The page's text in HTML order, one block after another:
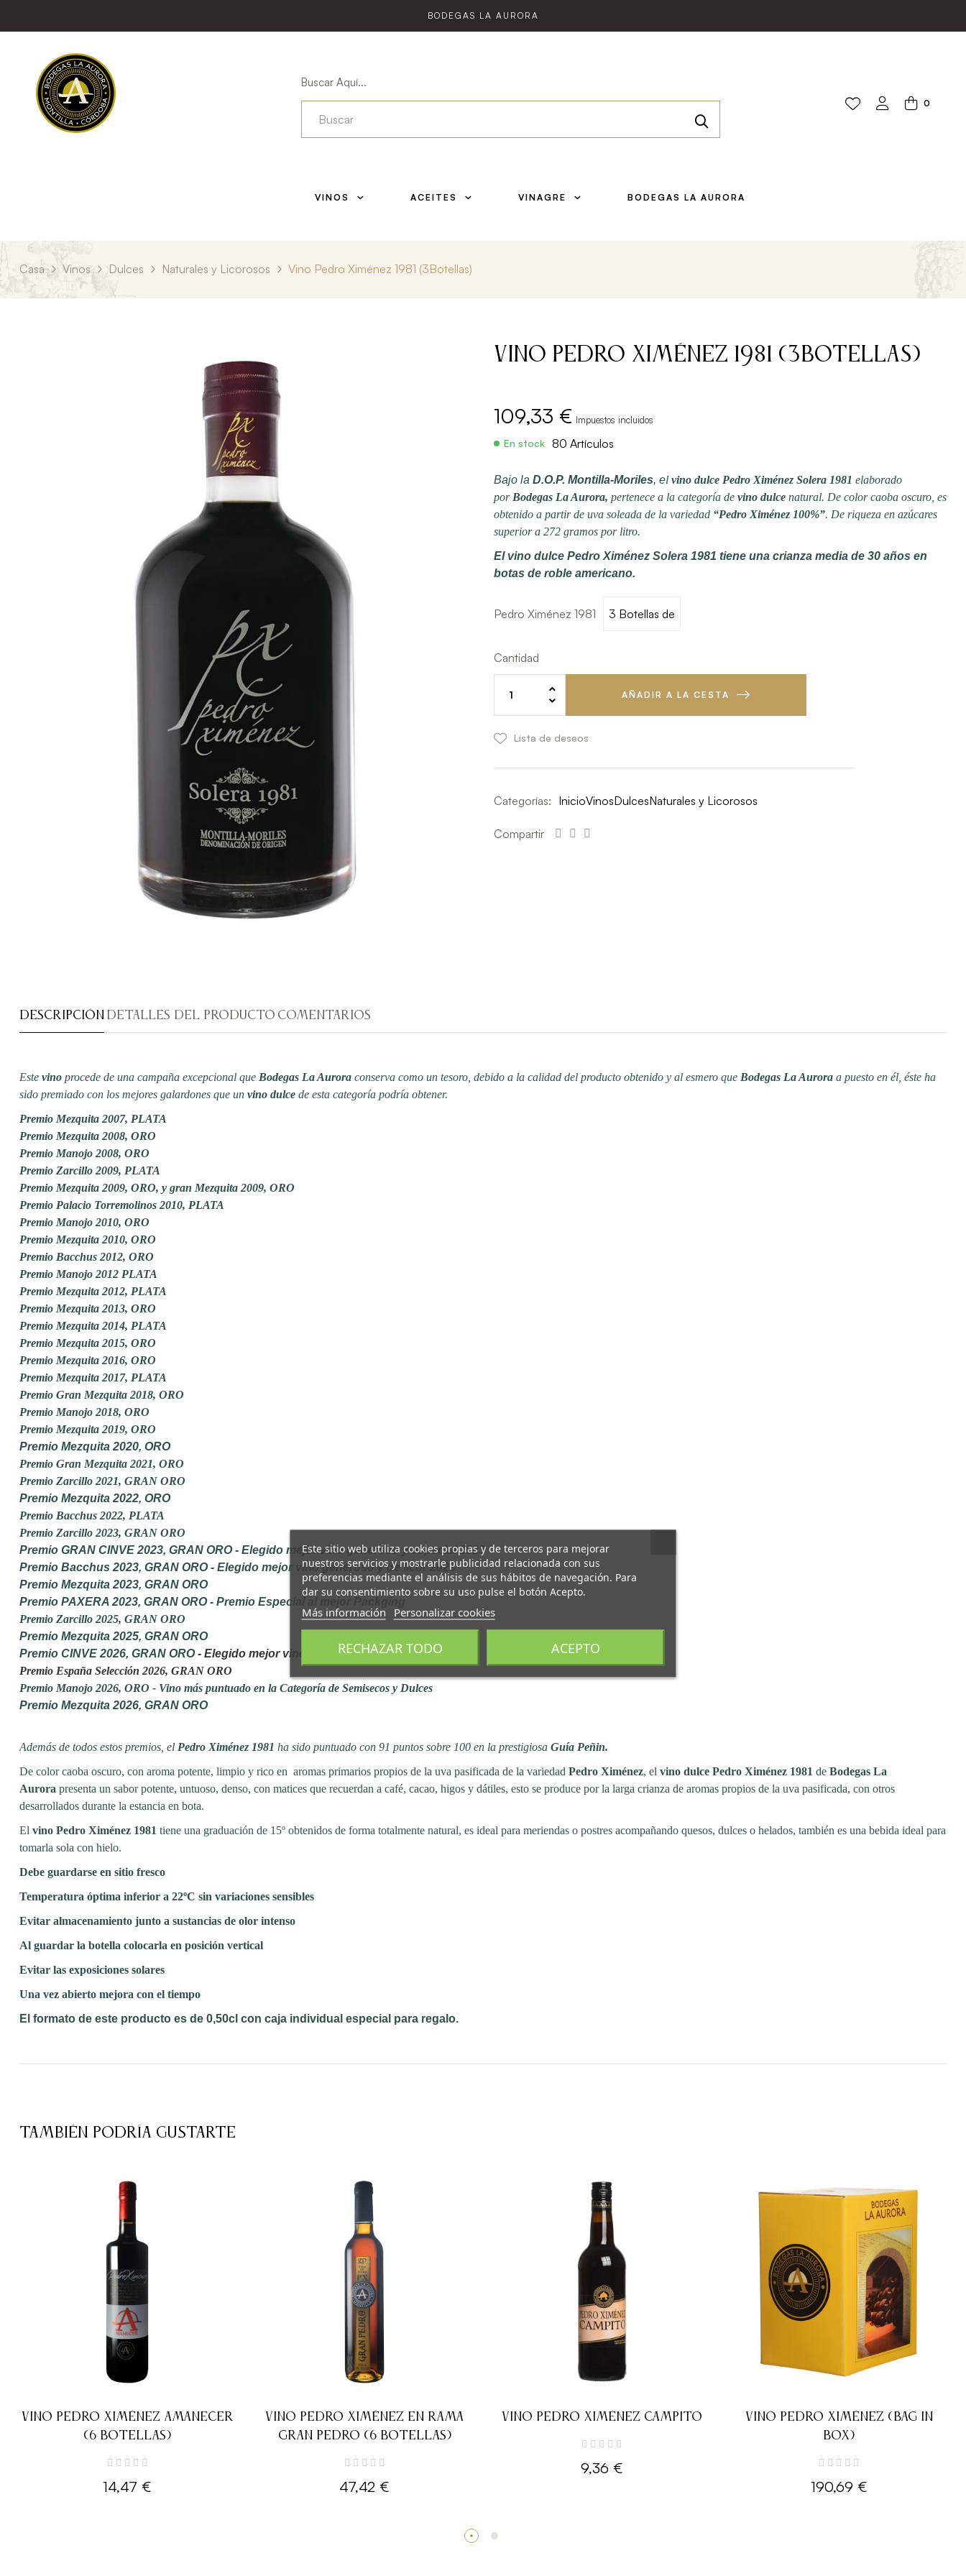
BODEGAS LA AURORA
Buscar Aquí...
0
VINOS ACEITES VINAGRE BODEGAS LA AURORA
Casa Vinos Dulces Naturales y Licorosos Vino Pedro Ximénez 1981 (3Botellas)
Vino Pedro Ximénez 1981 (3Botellas)
109,33 € Impuestos incluidos
En stock 80 Artículos
Bajo la D.O.P. Montilla-Moriles, el vino dulce Pedro Ximénez Solera 1981 elaborado
por Bodegas La Aurora, pertenece a la categoría de vino dulce natural. De color caoba oscuro, es
obtenido a partir de uva soleada de la variedad “Pedro Ximénez 100%”. De riqueza en azúcares
superior a 272 gramos por litro.
El vino dulce Pedro Ximénez Solera 1981 tiene una crianza media de 30 años en
botas de roble americano.
Pedro Ximénez 1981
Cantidad
AÑADIR A LA CESTA
Lista de deseos
Categorías: InicioVinosDulcesNaturales y Licorosos
Compartir
DESCRIPCIÓN DETALLES DEL PRODUCTO COMENTARIOS
Este vino procede de una campaña excepcional que Bodegas La Aurora conserva como un tesoro, debido a la calidad del producto obtenido y al esmero que Bodegas La Aurora a puesto en él, éste ha
sido premiado con los mejores galardones que un vino dulce de esta categoría podría obtener.
Premio Mezquita 2007, PLATA
Premio Mezquita 2008, ORO
Premio Manojo 2008, ORO
Premio Zarcillo 2009, PLATA
Premio Mezquita 2009, ORO, y gran Mezquita 2009, ORO
Premio Palacio Torremolinos 2010, PLATA
Premio Manojo 2010, ORO
Premio Mezquita 2010, ORO
Premio Bacchus 2012, ORO
Premio Manojo 2012 PLATA
Premio Mezquita 2012, PLATA
Premio Mezquita 2013, ORO
Premio Mezquita 2014, PLATA
Premio Mezquita 2015, ORO
Premio Mezquita 2016, ORO
Premio Mezquita 2017, PLATA
Premio Gran Mezquita 2018, ORO
Premio Manojo 2018, ORO
Premio Mezquita 2019, ORO
Premio Mezquita 2020, ORO
Premio Gran Mezquita 2021, ORO
Premio Zarcillo 2021, GRAN ORO
Premio Mezquita 2022, ORO
Premio Bacchus 2022, PLATA
Premio Zarcillo 2023, GRAN ORO
Premio GRAN CINVE 2023, GRAN ORO - Elegido mejor vino generoso y especial 2023
Premio Bacchus 2023, GRAN ORO - Elegido mejor vino generoso y de licor 2023
Premio Mezquita 2023, GRAN ORO
Premio PAXERA 2023, GRAN ORO - Premio Especial al mejor Packging
Premio Zarcillo 2025, GRAN ORO
Premio Mezquita 2025, GRAN ORO
Premio CINVE 2026, GRAN ORO- Elegido mejor vino generoso y especial 2026
Premio España Selección 2026, GRAN ORO
Premio Manojo 2026, ORO - Vino más puntuado en la Categoría de Semisecos y Dulces
Premio Mezquita 2026, GRAN ORO
Además de todos estos premios, el Pedro Ximénez 1981 ha sido puntuado con 91 puntos sobre 100 en la prestigiosa Guía Peñin.
De color caoba oscuro, con aroma potente, limpio y rico en aromas primarios propios de la uva pasificada de la variedad Pedro Ximénez, el vino dulce Pedro Ximénez 1981 de Bodegas La
Aurora presenta un sabor potente, untuoso, denso, con matices que recuerdan a café, cacao, higos y dátiles, esto se produce por la larga crianza de aromas propios de la uva pasificada, con otros
desarrollados durante la estancia en bota.
El vino Pedro Ximénez 1981 tiene una graduación de 15º obtenidos de forma totalmente natural, es ideal para meriendas o postres acompañando quesos, dulces o helados, también es una bebida ideal para
tomarla sola con hielo.
Debe guardarse en sitio fresco
Temperatura óptima inferior a 22ºC sin variaciones sensibles
Evitar almacenamiento junto a sustancias de olor intenso
Al guardar la botella colocarla en posición vertical
Evitar las exposiciones solares
Una vez abierto mejora con el tiempo
El formato de este producto es de 0,50cl con caja individual especial para regalo.
TAMBIÉN PODRÍA GUSTARTE
VINO PEDRO XIMÉNEZ AMANECER
(6 BOTELLAS)
14,47 €
VINO PEDRO XIMÉNEZ EN RAMA
GRAN PEDRO (6 BOTELLAS)
47,42 €
VINO PEDRO XIMÉNEZ CAMPITO
9,36 €
VINO PEDRO XIMÉNEZ (BAG IN
BOX)
190,69 €
Este sitio web utiliza cookies propias y de terceros para mejorar
nuestros servicios y mostrarle publicidad relacionada con sus
preferencias mediante el análisis de sus hábitos de navegación. Para
dar su consentimiento sobre su uso pulse el botón Acepto.
Más información Personalizar cookies
RECHAZAR TODO ACEPTO